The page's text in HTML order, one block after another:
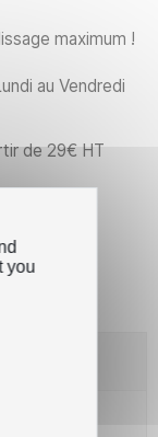
maximum !
au Vendredi
de 29€ HT
you